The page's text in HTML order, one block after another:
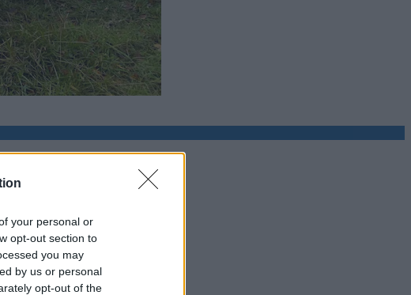
your personal or
opt-out section to
you may
by us or personal
opt-out of the